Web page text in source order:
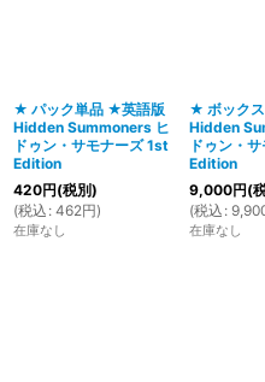
★ パック単品 ★英語版
Hidden Summoners ヒ
ドゥン・サモナーズ 1st
Edition
420円(税別)
(税込 : 462円)
在庫なし
★ ボック
Hidden
ドゥン・
Edition
9,000円(
(税込 :
在庫なし